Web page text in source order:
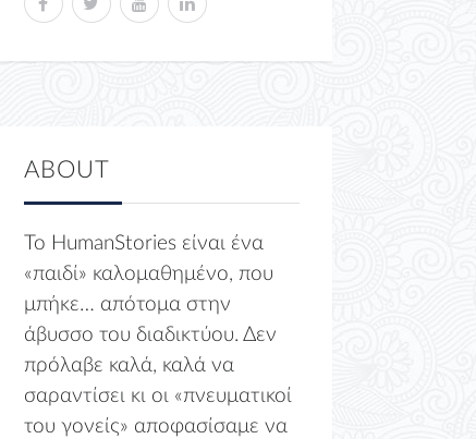
ABOUT
Το HumanStories είναι ένα
«παιδί» καλομαθημένο, που
μπήκε… απότομα στην
άβυσσο του διαδικτύου. Δεν
πρόλαβε καλά, καλά να
σαραντίσει κι οι «πνευματικοί
του γονείς» αποφασίσαμε να